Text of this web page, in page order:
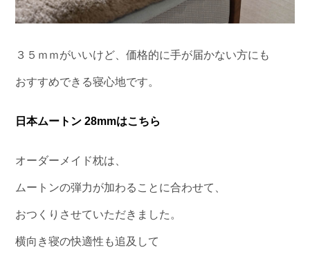
３５ｍｍがいいけど、価格的に手が届かない方にも
おすすめできる寝心地です。
日本ムートン 28mmはこちら
オーダーメイド枕は、
ムートンの弾力が加わることに合わせて、
おつくりさせていただきました。
横向き寝の快適性も追及して